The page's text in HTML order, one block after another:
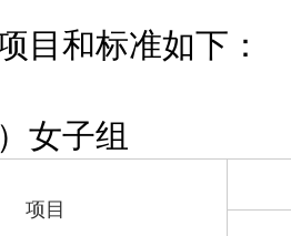
和标准如下：
子组
项目